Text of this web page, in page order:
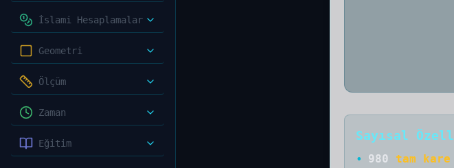
İslami Hesaplamalar
Geometri
Ölçüm
Zaman
Eğitim
Sayısal
• 980 tam